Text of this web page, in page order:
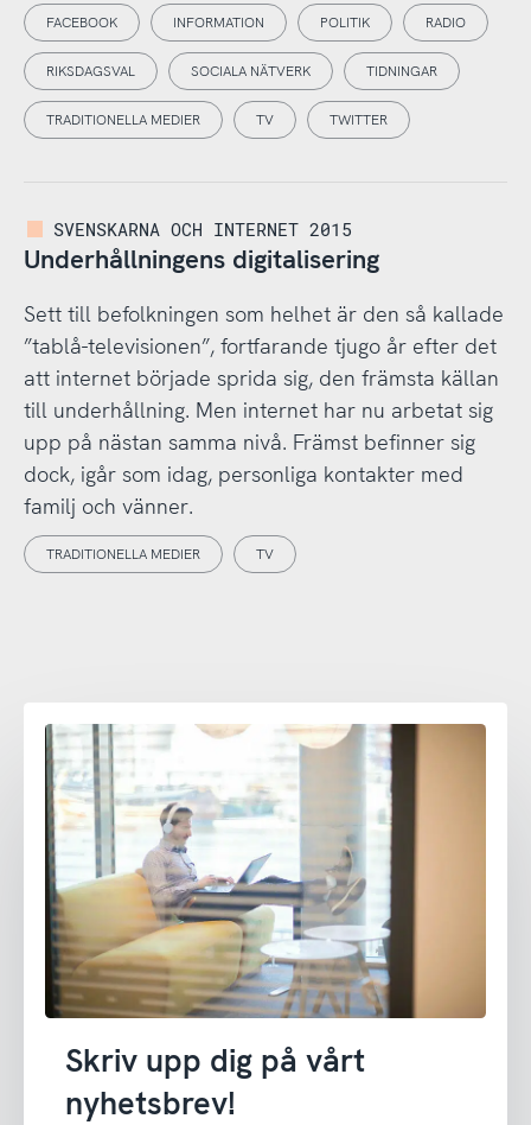
FACEBOOK INFORMATION POLITIK RADIO
RIKSDAGSVAL SOCIALA NÄTVERK TIDNINGAR
TRADITIONELLA MEDIER TV TWITTER
SVENSKARNA OCH INTERNET 2015
Underhållningens digitalisering
Sett till befolkningen som helhet är den så kallade
”tablå-televisionen”, fortfarande tjugo år efter det
att internet började sprida sig, den främsta källan
till underhållning. Men internet har nu arbetat sig
upp på nästan samma nivå. Främst befinner sig
dock, igår som idag, personliga kontakter med
familj och vänner.
TRADITIONELLA MEDIER TV
Skriv upp dig på vårt
nyhetsbrev!